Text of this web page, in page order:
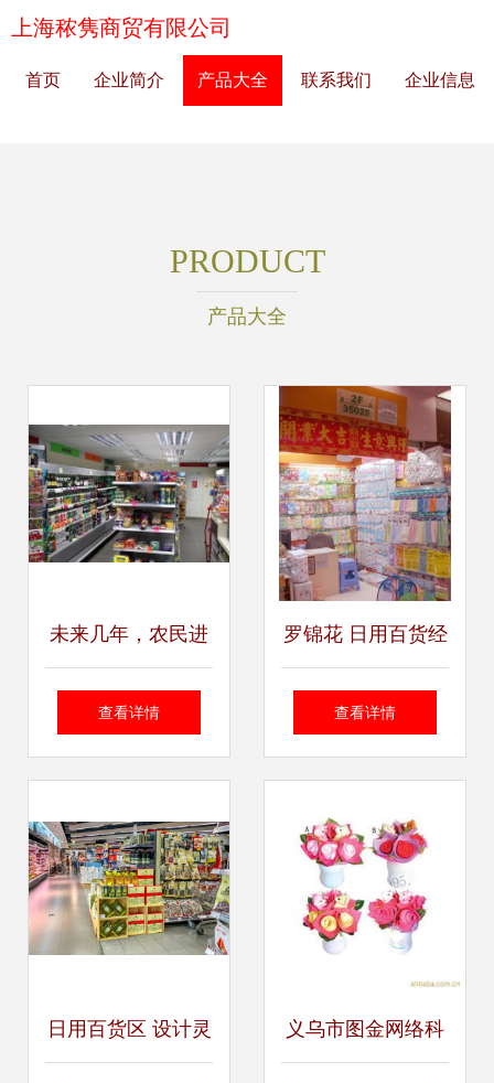
上海秾隽商贸有限公司
首页 企业简介 产品大全 联系我们 企业信息
PRODUCT
产品大全
未来几年，农民进
城创业新机遇 日用
径
查看详情
罗锦花 日用百货经
营的个体之路
查看详情
日用百货区 设计灵 义乌市图金网络科